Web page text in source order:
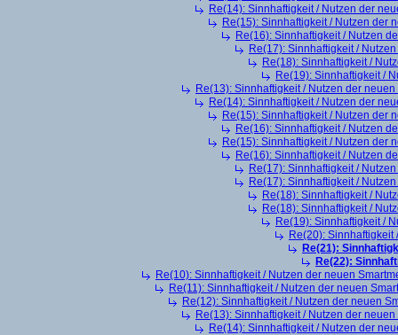
Re(14): Sinnhaftigkeit / Nutzen der
Re(15): Sinnhaftigkeit / Nutzen der
Re(16): Sinnhaftigkeit / Nutzen
Re(17): Sinnhaftigkeit /
Re(18): Sinnhaftigkeit /
Re(19): Sinnhaftigkeit /
Re(13): Sinnhaftigkeit / Nutzen der neuen
Re(14): Sinnhaftigkeit / Nutzen der
Re(15): Sinnhaftigkeit / Nutzen der
Re(16): Sinnhaftigkeit / Nutzen
Re(15): Sinnhaftigkeit / Nutzen der
Re(16): Sinnhaftigkeit / Nutzen
Re(17): Sinnhaftigkeit /
Re(17): Sinnhaftigkeit /
Re(18): Sinnhaftigkeit /
Re(18): Sinnhaftigkeit /
Re(19): Sinnhaftigkeit /
Re(20): Sinnhaftigkeit
Re(21):
Re(22):
Re(10): Sinnhaftigkeit / Nutzen der neuen
Re(11): Sinnhaftigkeit / Nutzen der neuen
Re(12): Sinnhaftigkeit / Nutzen der neuen
Re(13): Sinnhaftigkeit / Nutzen der neuen
Re(14): Sinnhaftigkeit / Nutzen der